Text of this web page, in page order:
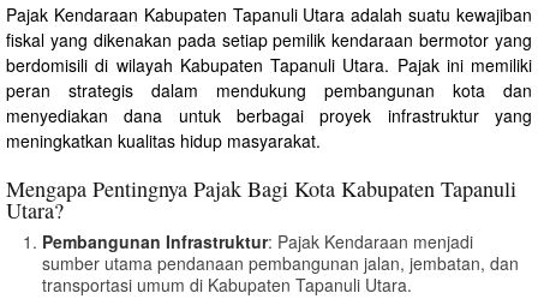
Pajak Kendaraan Kabupaten Tapanuli Utara adalah suatu kewajiban
fiskal yang dikenakan pada setiap pemilik kendaraan bermotor yang
berdomisili di wilayah Kabupaten Tapanuli Utara. Pajak ini memiliki
peran strategis dalam mendukung pembangunan kota dan
menyediakan dana untuk berbagai proyek infrastruktur yang
meningkatkan kualitas hidup masyarakat.
Mengapa Pentingnya Pajak Bagi Kota Kabupaten Tapanuli
Utara?
Pembangunan Infrastruktur: Pajak Kendaraan menjadi
sumber utama pendanaan pembangunan jalan, jembatan, dan
transportasi umum di Kabupaten Tapanuli Utara.